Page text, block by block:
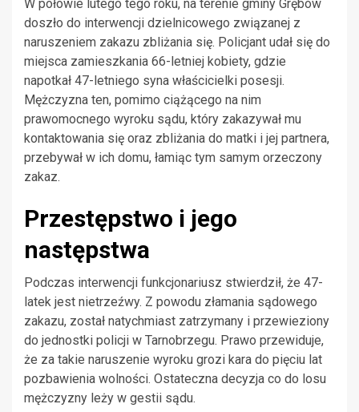
W połowie lutego tego roku, na terenie gminy Grębów
doszło do interwencji dzielnicowego związanej z
naruszeniem zakazu zbliżania się. Policjant udał się do
miejsca zamieszkania 66-letniej kobiety, gdzie
napotkał 47-letniego syna właścicielki posesji.
Mężczyzna ten, pomimo ciążącego na nim
prawomocnego wyroku sądu, który zakazywał mu
kontaktowania się oraz zbliżania do matki i jej partnera,
przebywał w ich domu, łamiąc tym samym orzeczony
zakaz.
Przestępstwo i jego
następstwa
Podczas interwencji funkcjonariusz stwierdził, że 47-
latek jest nietrzeźwy. Z powodu złamania sądowego
zakazu, został natychmiast zatrzymany i przewieziony
do jednostki policji w Tarnobrzegu. Prawo przewiduje,
że za takie naruszenie wyroku grozi kara do pięciu lat
pozbawienia wolności. Ostateczna decyzja co do losu
mężczyzny leży w gestii sądu.